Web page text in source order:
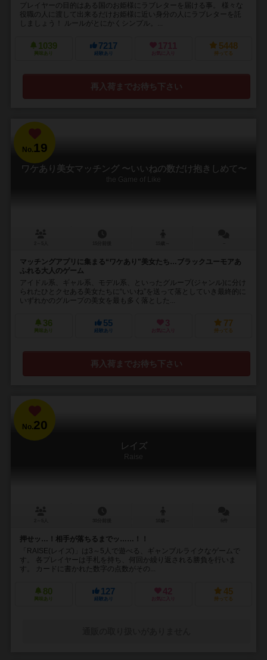
プレイヤーの目的はある国のお姫様にラブレターを届ける事。 様々な
役職の人に渡して出来るだけお姫様に近い身分の人にラブレターを託
しましょう！ ルールがとにかくシンプル。...
1039
興味あり
7217
経験あり
1711
お気に入り
5448
持ってる
再入荷までお待ち下さい
No.19
ワケあり美女マッチング 〜いいねの数だけ抱きしめて〜
the Game of Like
マッチングアプリに集まる“ワケあり"美女たち…ブラックユーモアあ
ふれる大人のゲーム
アイドル系、ギャル系、モデル系、といったグループ(ジャンル)に分け
られたひとクセある美女たちに“いいね”を送って落としていき最終的に
いずれかのグループの美女を最も多く落とした...
36
興味あり
55
経験あり
3
お気に入り
77
持ってる
再入荷までお待ち下さい
No.20
レイズ
Raise
押せッ…！相手が落ちるまでッ……！！
「RAISE(レイズ)」は3～5人で遊べる、ギャンブルライクなゲームで
す。 各プレイヤーは手札を持ち、何回か繰り返される勝負を行いま
す。 カードに書かれた数字の点数がその...
80
興味あり
127
経験あり
42
お気に入り
45
持ってる